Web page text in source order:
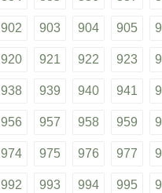
902 903 904 905
920 921 922 923
938 939 940 941
956 957 958 959
974 975 976 977
992 993 994 995